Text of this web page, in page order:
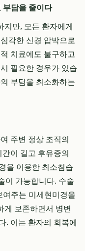
부담을 줄이다
지만, 모든 환자에게
각한 신경 압박으로
치료에도 불구하고
필요한 경우가 있습
부담을 최소화하는
주변 정상 조직의
이 길고 후유증의
을 이용한 최소침습
이 가능합니다. 수술
주는 미세현미경을
게 보존하면서 병변
. 이는 환자의 회복에